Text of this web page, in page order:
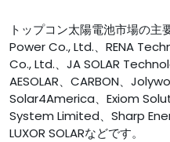
トップコン太陽電池市場の
Power Co., Ltd.、RENA
Co., Ltd.、JA SOLAR
AESOLAR、CARBON、
Solar4America、Exiom
System Limited、Sharp
LUXOR SOLARなどです。